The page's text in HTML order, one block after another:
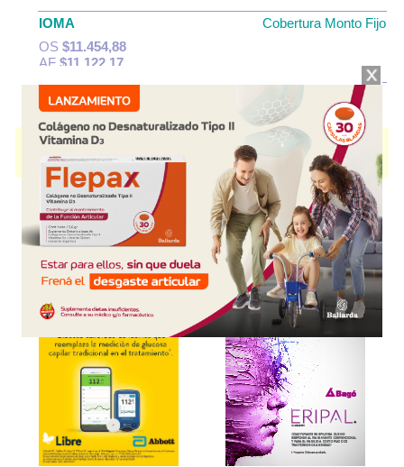
IOMA
Cobertura Monto Fijo
OS $11.454,88
AF $11.122,17
PEPTAZOL 40contiene y se indica como Antiulceroso. Es
producido porMontpelliery cuenta con 1 presentación disponible.
Explorar más
Otros productos con pantoprazol
Otros productos deMontpellier